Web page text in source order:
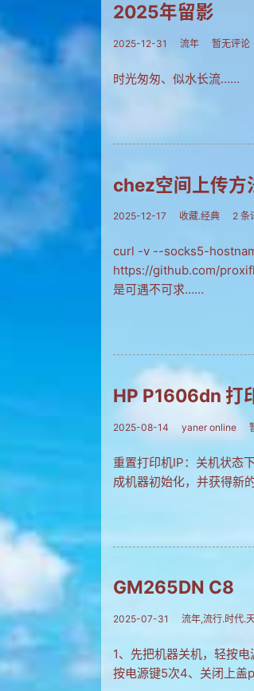
2025年留影
2025-12-31 流年 暂无评论
时光匆匆、似水长流……
chez空间上传
2025-12-17 收藏.经典 2 条
curl -v --socks5-
https://github.com/
是可遇不可求……
HP P1606dn 打
2025-08-14 yaner online
重置打印机IP：关机状态
成机器初始化，并获得新
GM265DN C8
2025-07-31 流年,流行.时代.
1、先把机器关机，轻按
按电源键5次4、关闭上盖